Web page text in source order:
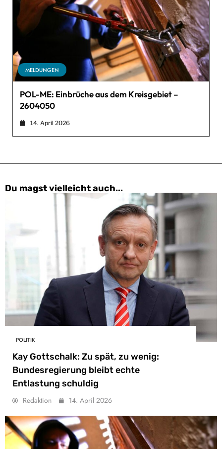
MELDUNGEN
POL-ME: Einbrüche aus dem Kreisgebiet –
2604050
14. April 2026
Du magst vielleicht auch...
POLITIK
Kay Gottschalk: Zu spät, zu wenig:
Bundesregierung bleibt echte
Entlastung schuldig
Redaktion 14. April 2026